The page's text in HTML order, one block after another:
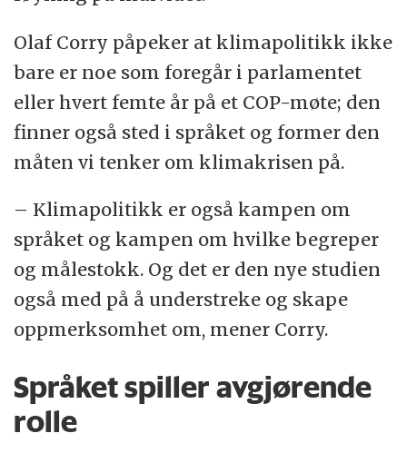
Olaf Corry påpeker at klimapolitikk ikke
bare er noe som foregår i parlamentet
eller hvert femte år på et COP-møte; den
finner også sted i språket og former den
måten vi tenker om klimakrisen på.
– Klimapolitikk er også kampen om
språket og kampen om hvilke begreper
og målestokk. Og det er den nye studien
også med på å understreke og skape
oppmerksomhet om, mener Corry.
Språket spiller avgjørende
rolle